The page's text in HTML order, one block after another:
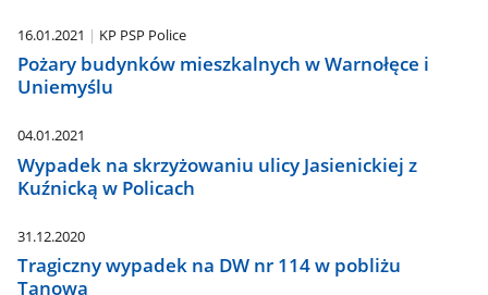
16.01.2021 KP PSP Police
Pożary budynków mieszkalnych w Warnołęce i
Uniemyślu
04.01.2021
Wypadek na skrzyżowaniu ulicy Jasienickiej z
Kuźnicką w Policach
31.12.2020
Tragiczny wypadek na DW nr 114 w pobliżu
Tanowa